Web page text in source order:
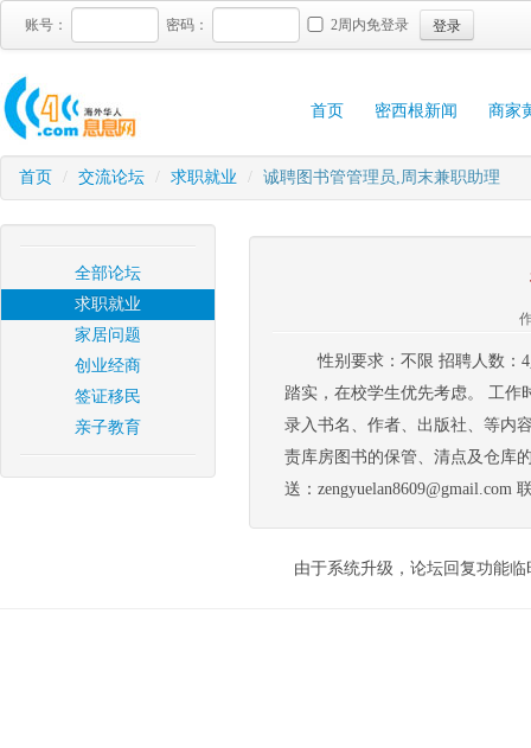
账号： 密码： 2周内免登录 登录
首页 密西根新闻 商家
首页 / 交流论坛 / 求职就业 / 诚聘图书管管理员,周末兼职助理
全部论坛
求职就业
家居问题
创业经商
签证移民
亲子教育
性别要求：不限 招聘人数：
踏实，在校学生优先考虑。 工作
录入书名、作者、出版社、等内
责库房图书的保管、清点及仓库
送：
由于系统升级，论坛回复功能临